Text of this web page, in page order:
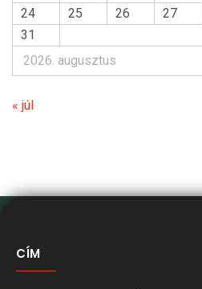
2026. augusztus
24
25 26 27
31
« júl
CÍM